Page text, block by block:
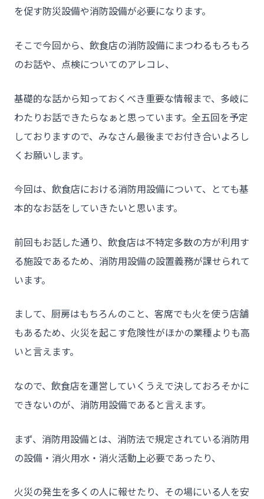
を促す防災設備や消防設備が必要になります。
そこで今回から、飲食店の消防設備にまつわるもろもろ
のお話や、点検についてのアレコレ、
基礎的な話から知っておくべき重要な情報まで、多岐に
わたりお話できたらなぁと思っています。全五回を予定
しておりますので、みなさん最後までお付き合いよろし
くお願いします。
今回は、飲食店における消防用設備について、とても基
本的なお話をしていきたいと思います。
前回もお話した通り、飲食店は不特定多数の方が利用す
る施設であるため、消防用設備の設置義務が課せられて
います。
まして、厨房はもちろんのこと、客席でも火を使う店舗
もあるため、火災を起こす危険性がほかの業種よりも高
いと言えます。
なので、飲食店を運営していくうえで決しておろそかに
できないのが、消防用設備であると言えます。
まず、消防用設備とは、消防法で規定されている消防用
の設備・消火用水・消火活動上必要であったり、
火災の発生を多くの人に報せたり、その場にいる人を安